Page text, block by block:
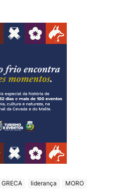
GRECA liderança
MORO